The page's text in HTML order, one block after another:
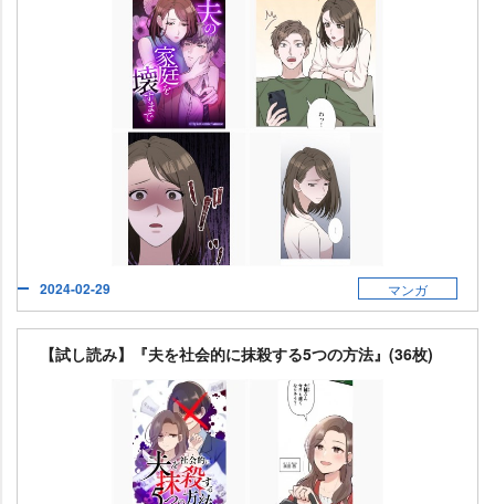
2024-02-29 マンガ
【試し読み】『夫を社会的に抹殺する5つの方法』(36枚)